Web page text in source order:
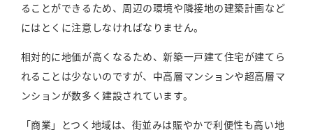
ることができるため、周辺の環境や隣接地の建築計画など
にはとくに注意しなければなりません。
相対的に地価が高くなるため、新築一戸建て住宅が建てら
れることは少ないのですが、中高層マンションや超高層マ
ンションが数多く建設されています。
「商業」とつく地域は、街並みは賑やかで利便性も高い地